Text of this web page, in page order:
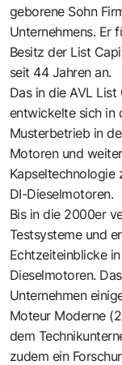
geborene Sohn
Unternehmens. Er
Besitz der List
seit 44 Jahren an.
Das in die AVL
entwickelte sich in
Musterbetrieb in
Motoren und
Kapseltechnologie
DI-Dieselmotoren.
Bis in die 2000er
Testsysteme und
Echtzeiteinblicke
Dieselmotoren.
Unternehmen
Moteur Moderne
dem
zudem ein